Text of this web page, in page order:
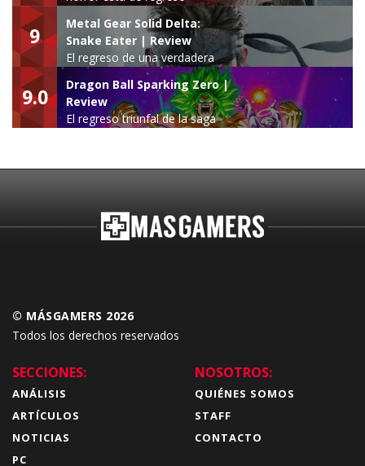
9
Metal Gear Solid Delta:
Snake Eater | Review
El regreso de una verdadera
leyenda
9.0
Dragon Ball Sparking Zero |
Review
El regreso triunfal de la saga
© MÁSGAMERS 2026
Todos los derechos reservados
SECCIONES:
ANÁLISIS
ARTÍCULOS
NOTICIAS
PC
NOSOTROS:
QUIÉNES SOMOS
STAFF
CONTACTO